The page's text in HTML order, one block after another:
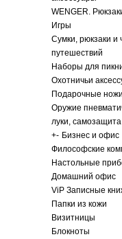
WENGER.
Игры
Сумки, рюкзаки и
путешествий
Наборы для
Охотничьи
Подарочные
Оружие
луки, самозащита
+- Бизнес и офис
Философские
Настольные
Домашний офис
ViP Записные
Папки из кожи
Визитницы
Блокноты